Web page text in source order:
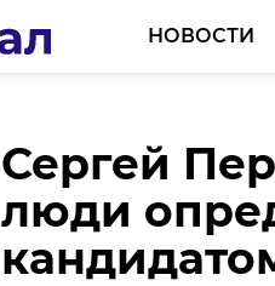
НОВОСТИ
Сергей
люди
С 1 июня в
653